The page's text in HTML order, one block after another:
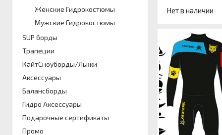
Женские Гидрокостюмы
Мужские Гидрокостюмы
SUP борды
Трапеции
КайтСноуборды/Лыжи
Аксессуары
Балансборды
Гидро Аксессуары
Подарочные сертификаты
Промо
Нет в наличии
Артикул